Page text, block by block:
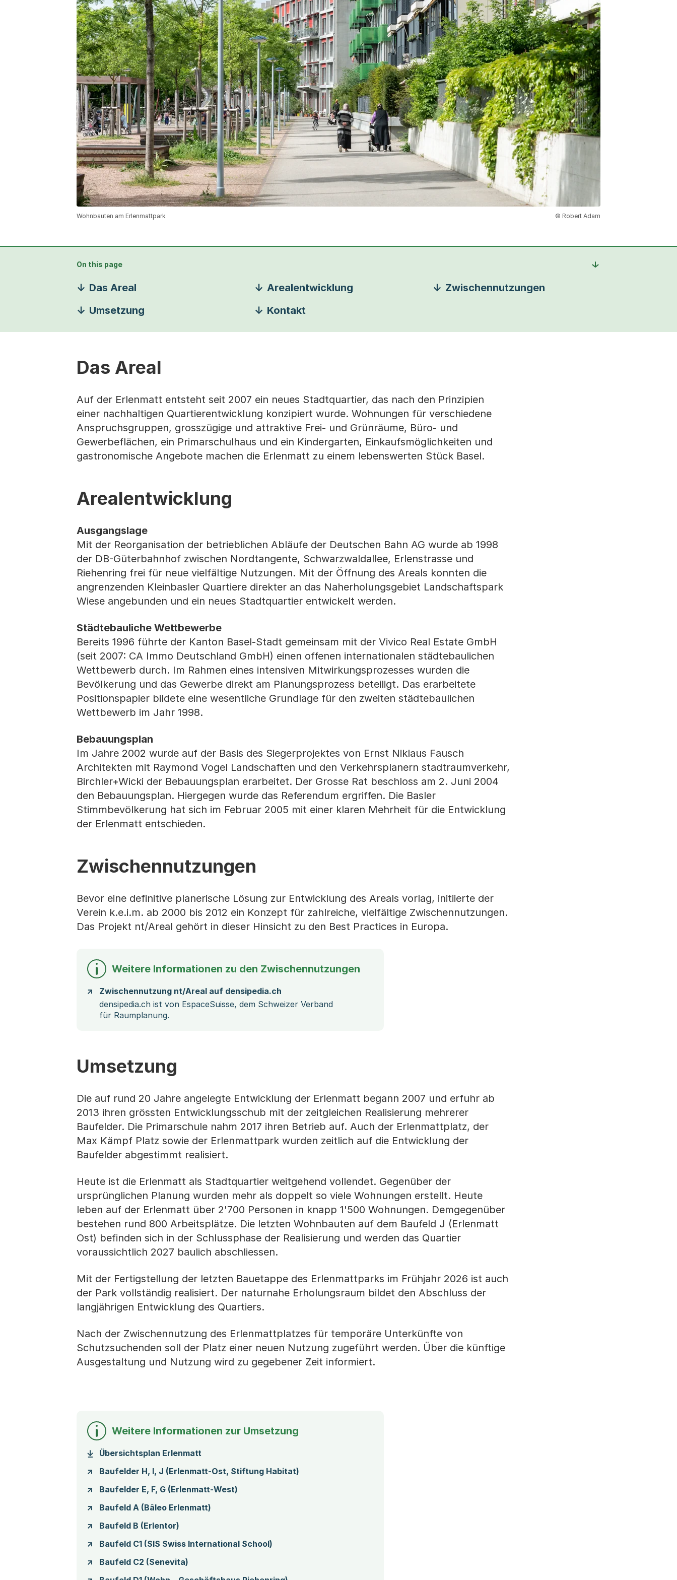
Wohnbauten am Erlenmattpark © Robert Adam
On this page
Das Areal Arealentwicklung
Zwischennutzungen
Umsetzung
Kontakt
Das Areal
Auf der Erlenmatt entsteht seit 2007 ein neues Stadtquartier, das nach den Prinzipien
einer nachhaltigen Quartierentwicklung konzipiert wurde. Wohnungen für verschiedene
Anspruchsgruppen, grosszügige und attraktive Frei- und Grünräume, Büro- und
Gewerbeflächen, ein Primarschulhaus und ein Kindergarten, Einkaufsmöglichkeiten und
gastronomische Angebote machen die Erlenmatt zu einem lebenswerten Stück Basel.
Arealentwicklung
Ausgangslage
Mit der Reorganisation der betrieblichen Abläufe der Deutschen Bahn AG wurde ab 1998
der DB-Güterbahnhof zwischen Nordtangente, Schwarzwaldallee, Erlenstrasse und
Riehenring frei für neue vielfältige Nutzungen. Mit der Öffnung des Areals konnten die
angrenzenden Kleinbasler Quartiere direkter an das Naherholungsgebiet Landschaftspark
Wiese angebunden und ein neues Stadtquartier entwickelt werden.
Städtebauliche Wettbewerbe
Bereits 1996 führte der Kanton Basel-Stadt gemeinsam mit der Vivico Real Estate GmbH
(seit 2007: CA Immo Deutschland GmbH) einen offenen internationalen städtebaulichen
Wettbewerb durch. Im Rahmen eines intensiven Mitwirkungsprozesses wurden die
Bevölkerung und das Gewerbe direkt am Planungsprozess beteiligt. Das erarbeitete
Positionspapier bildete eine wesentliche Grundlage für den zweiten städtebaulichen
Wettbewerb im Jahr 1998.
Bebauungsplan
Im Jahre 2002 wurde auf der Basis des Siegerprojektes von Ernst Niklaus Fausch
Architekten mit Raymond Vogel Landschaften und den Verkehrsplanern stadtraumverkehr,
Birchler+Wicki der Bebauungsplan erarbeitet. Der Grosse Rat beschloss am 2. Juni 2004
den Bebauungsplan. Hiergegen wurde das Referendum ergriffen. Die Basler
Stimmbevölkerung hat sich im Februar 2005 mit einer klaren Mehrheit für die Entwicklung
der Erlenmatt entschieden.
Zwischennutzungen
Bevor eine definitive planerische Lösung zur Entwicklung des Areals vorlag, initiierte der
Verein k.e.i.m. ab 2000 bis 2012 ein Konzept für zahlreiche, vielfältige Zwischennutzungen.
Das Projekt nt/Areal gehört in dieser Hinsicht zu den Best Practices in Europa.
Weitere Informationen zu den Zwischennutzungen
Zwischennutzung nt/Areal auf densipedia.ch
densipedia.ch ist von EspaceSuisse, dem Schweizer Verband
für Raumplanung.
Umsetzung
Die auf rund 20 Jahre angelegte Entwicklung der Erlenmatt begann 2007 und erfuhr ab
2013 ihren grössten Entwicklungsschub mit der zeitgleichen Realisierung mehrerer
Baufelder. Die Primarschule nahm 2017 ihren Betrieb auf. Auch der Erlenmattplatz, der
Max Kämpf Platz sowie der Erlenmattpark wurden zeitlich auf die Entwicklung der
Baufelder abgestimmt realisiert.
Heute ist die Erlenmatt als Stadtquartier weitgehend vollendet. Gegenüber der
ursprünglichen Planung wurden mehr als doppelt so viele Wohnungen erstellt. Heute
leben auf der Erlenmatt über 2'700 Personen in knapp 1'500 Wohnungen. Demgegenüber
bestehen rund 800 Arbeitsplätze. Die letzten Wohnbauten auf dem Baufeld J (Erlenmatt
Ost) befinden sich in der Schlussphase der Realisierung und werden das Quartier
voraussichtlich 2027 baulich abschliessen.
Mit der Fertigstellung der letzten Bauetappe des Erlenmattparks im Frühjahr 2026 ist auch
der Park vollständig realisiert. Der naturnahe Erholungsraum bildet den Abschluss der
langjährigen Entwicklung des Quartiers.
Nach der Zwischennutzung des Erlenmattplatzes für temporäre Unterkünfte von
Schutzsuchenden soll der Platz einer neuen Nutzung zugeführt werden. Über die künftige
Ausgestaltung und Nutzung wird zu gegebener Zeit informiert.
Weitere Informationen zur Umsetzung
Übersichtsplan Erlenmatt
Baufelder H, I, J (Erlenmatt-Ost, Stiftung Habitat)
Baufelder E, F, G (Erlenmatt-West)
Baufeld A (Bâleo Erlenmatt)
Baufeld B (Erlentor)
Baufeld C1 (SIS Swiss International School)
Baufeld C2 (Senevita)